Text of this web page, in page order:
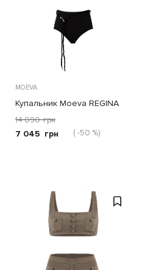
MOEVA
Купальник Moeva REGINA
черный
14 090 грн
7 045 грн ( -50 %)